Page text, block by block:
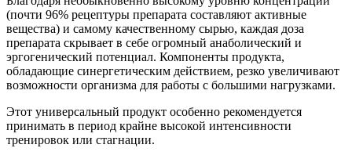
(почти 96% рецептуры препарата составляют активные
вещества) и самому качественному сырью, каждая доза
препарата скрывает в себе огромный анаболический и
эргогенический потенциал. Компоненты продукта,
обладающие синергетическим действием, резко увеличивают
возможности организма для работы с большими нагрузками.
Этот универсальный продукт особенно рекомендуется
принимать в период крайне высокой интенсивности
тренировок или стагнации.